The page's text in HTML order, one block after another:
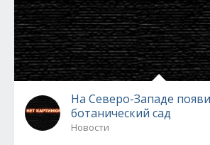
На Северо-Западе
ботанический сад
Новости